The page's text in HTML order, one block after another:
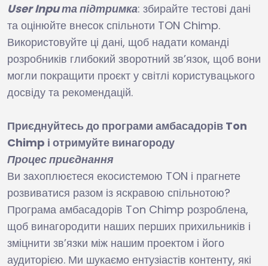
User Inpu та підтримка: збирайте тестові дані
та оцінюйте внесок спільноти TON Chimp.
Використовуйте ці дані, щоб надати команді
розробників глибокий зворотний зв’язок, щоб вони
могли покращити проєкт у світлі користувацького
досвіду та рекомендацій.
Приєднуйтесь до програми амбасадорів Ton
Chimp і отримуйте винагороду
Процес приєднання
Ви захоплюєтеся екосистемою TON і прагнете
розвиватися разом із яскравою спільнотою?
Програма амбасадорів Ton Chimp розроблена,
щоб винагородити наших перших прихильників і
зміцнити зв’язки між нашим проектом і його
аудиторією. Ми шукаємо ентузіастів контенту, які